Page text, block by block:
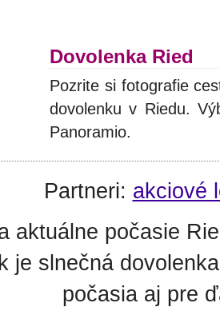
Dovolenka Ried
Pozrite si fotografie
dovolenku v Riedu.
Panoramio.
Partneri: akciové
aktuálne počasie
je slnečná
počasia aj pre